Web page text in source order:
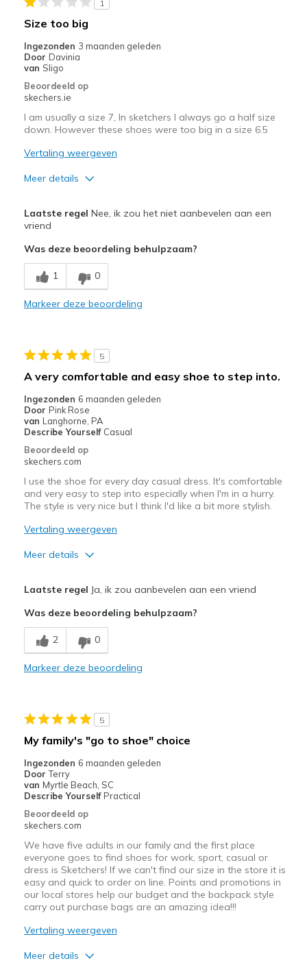
page
met
migratiegeschiedenis
van
page_id
bezoeken.
1
Size too big
Ingezonden 3 maanden geleden
Door Davinia
van Sligo
Beoordeeld op
skechers.ie
I am usually a size 7, In sketchers I always go a half size
down. However these shoes were too big in a size 6.5
Vertaling weergeven
Meer details
Sizing
Feels half size too big
Laatste regel Nee, ik zou het niet aanbevelen aan een
vriend
Was deze beoordeling behulpzaam?
1 0
Markeer deze beoordeling
5
A very comfortable and easy shoe to step into.
Ingezonden 6 maanden geleden
Door Pink Rose
van Langhorne, PA
Describe Yourself Casual
Beoordeeld op
skechers.com
I use the shoe for every day casual dress. It's comfortable
and very easy to step into especially when I'm in a hurry.
The style is very nice but I think I'd like a bit more stylish.
Vertaling weergeven
Meer details
Breathe Well
Comfortable
Beste toepassingen
Going Out
Sizing
Feels true to size
View On Shoes
I'm Into Shoes
Laatste regel Ja, ik zou aanbevelen aan een vriend
Was deze beoordeling behulpzaam?
2 0
Markeer deze beoordeling
5
My family's "go to shoe" choice
Ingezonden 6 maanden geleden
Door Terry
van Myrtle Beach, SC
Describe Yourself Practical
Beoordeeld op
skechers.com
We have five adults in our family and the first place
everyone goes to find shoes for work, sport, casual or
dress is Sketchers! If we can't find our size in the store it is
easy and quick to order on line. Points and promotions in
our local stores help our budget and the backpack style
carry out purchase bags are an amazing idea!!!
Vertaling weergeven
Meer details